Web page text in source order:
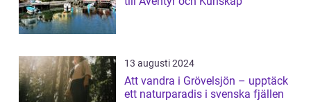
13 augusti 2024
Att vandra i Grövelsjön – upptäck
ett naturparadis i svenska fjällen